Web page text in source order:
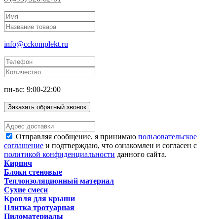
info@cckomplekt.ru
пн-вс: 9:00-22:00
Заказать обратный звонок
Отправляя сообщение, я принимаю пользовательское
соглашение и подтверждаю, что ознакомлен и согласен с
политикой конфиденциальности данного сайта.
Кирпич
Блоки стеновые
Теплоизоляционный материал
Сухие смеси
Кровля для крыши
Плитка тротуарная
Пиломатериалы